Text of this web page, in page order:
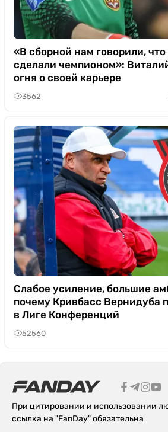
«В сборной нам говорили,
сделали чемпионом»:
огня о своей карьере
3562
Слабое усиление, большие
почему Кривбасс Вернидуба
в Лиге Конференций
52560
При цитировании и использовании
ссылка на "FanDay" обязательна